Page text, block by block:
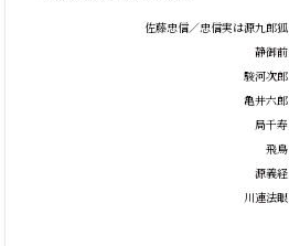
佐藤忠信／忠信実は源九郎狐
静御前
駿河次郎
亀井六郎
局千寿
飛鳥
源義経
川連法眼